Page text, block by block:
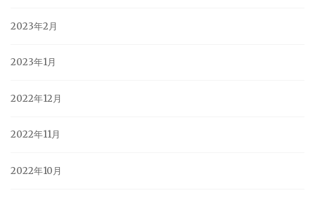
2023年2月
2023年1月
2022年12月
2022年11月
2022年10月